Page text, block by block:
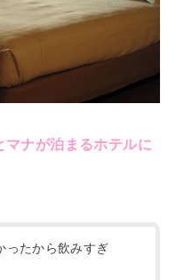
マナが泊まるホテルに
ったから飲みすぎ